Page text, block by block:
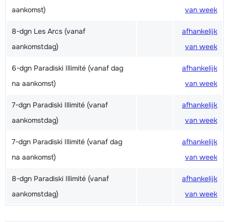
aankomst)
van week
8-dgn Les Arcs (vanaf
aankomstdag)
afhankelijk
van week
6-dgn Paradiski Illimité (vanaf dag
na aankomst)
afhankelijk
van week
7-dgn Paradiski Illimité (vanaf
aankomstdag)
afhankelijk
van week
7-dgn Paradiski Illimité (vanaf dag
na aankomst)
afhankelijk
van week
8-dgn Paradiski Illimité (vanaf
aankomstdag)
afhankelijk
van week